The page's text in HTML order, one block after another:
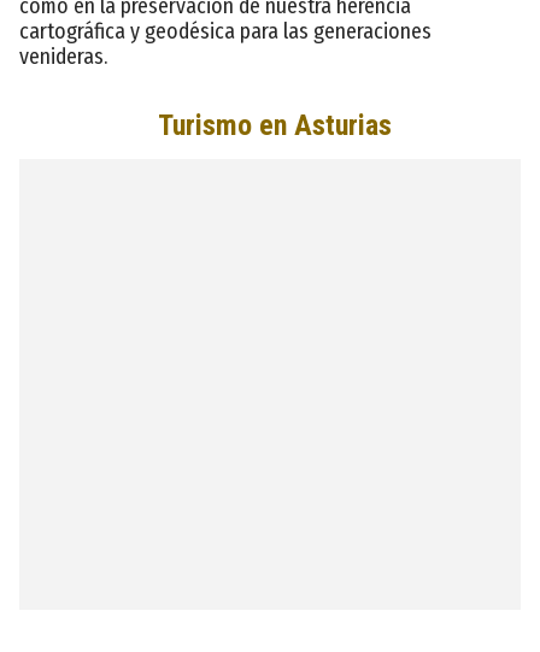
como en la preservación de nuestra herencia
cartográfica y geodésica para las generaciones
venideras.